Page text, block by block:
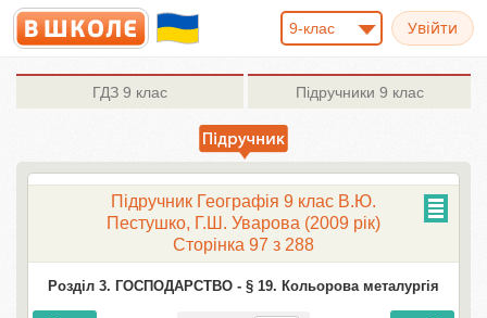
9-клас
ГДЗ 9 клас Підручники 9 клас
Підручник Географія 9 клас В.Ю.
Пестушко, Г.Ш. Уварова (2009 рік)
Сторінка 97 з 288
Розділ 3. ГОСПОДАРСТВО - § 19. Кольорова металургія